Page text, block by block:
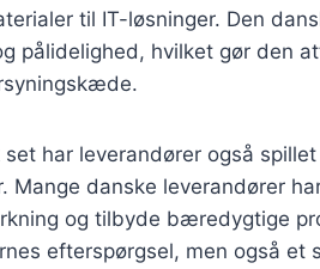
til IT-løsninger. Den
pålidelighed, hvilket gør den
set har leverandører også
Mange danske leverandører
og tilbyde bæredygtige
efterspørgsel, men også